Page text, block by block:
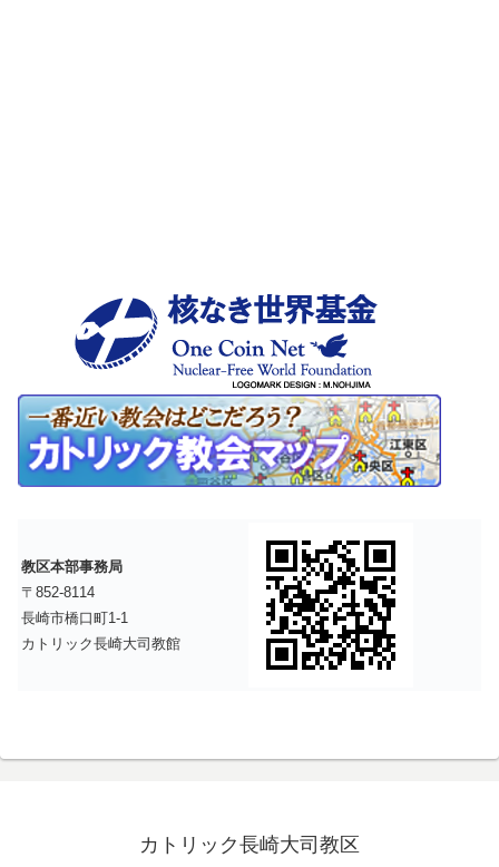
教区本部事務局
〒852-8114
長崎市橋口町1-1
カトリック長崎大司教館
カトリック長崎大司教区